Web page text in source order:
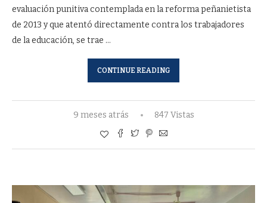
evaluación punitiva contemplada en la reforma peñanietista
de 2013 y que atentó directamente contra los trabajadores
de la educación, se trae …
CONTINUE READING
9 meses atrás 847 Vistas